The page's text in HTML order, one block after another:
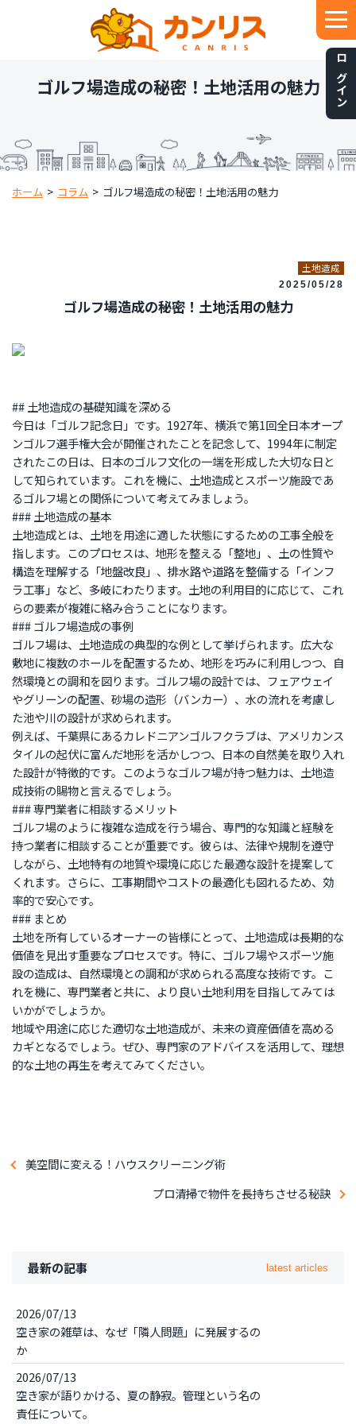
ログイン
ゴルフ場造成の秘密！土地活用の魅力
ホーム > コラム > ゴルフ場造成の秘密！土地活用の魅力
土地造成
2025/05/28
ゴルフ場造成の秘密！土地活用の魅力
## 土地造成の基礎知識を深める
今日は「ゴルフ記念日」です。1927年、横浜で第1回全日本オープ
ンゴルフ選手権大会が開催されたことを記念して、1994年に制定
されたこの日は、日本のゴルフ文化の一端を形成した大切な日と
して知られています。これを機に、土地造成とスポーツ施設であ
るゴルフ場との関係について考えてみましょう。
### 土地造成の基本
土地造成とは、土地を用途に適した状態にするための工事全般を
指します。このプロセスは、地形を整える「整地」、土の性質や
構造を理解する「地盤改良」、排水路や道路を整備する「インフ
ラ工事」など、多岐にわたります。土地の利用目的に応じて、これ
らの要素が複雑に絡み合うことになります。
### ゴルフ場造成の事例
ゴルフ場は、土地造成の典型的な例として挙げられます。広大な
敷地に複数のホールを配置するため、地形を巧みに利用しつつ、自
然環境との調和を図ります。ゴルフ場の設計では、フェアウェイ
やグリーンの配置、砂場の造形（バンカー）、水の流れを考慮し
た池や川の設計が求められます。
例えば、千葉県にあるカレドニアンゴルフクラブは、アメリカンス
タイルの起伏に富んだ地形を活かしつつ、日本の自然美を取り入れ
た設計が特徴的です。このようなゴルフ場が持つ魅力は、土地造
成技術の賜物と言えるでしょう。
### 専門業者に相談するメリット
ゴルフ場のように複雑な造成を行う場合、専門的な知識と経験を
持つ業者に相談することが重要です。彼らは、法律や規制を遵守
しながら、土地特有の地質や環境に応じた最適な設計を提案して
くれます。さらに、工事期間やコストの最適化も図れるため、効
率的で安心です。
### まとめ
土地を所有しているオーナーの皆様にとって、土地造成は長期的な
価値を見出す重要なプロセスです。特に、ゴルフ場やスポーツ施
設の造成は、自然環境との調和が求められる高度な技術です。こ
れを機に、専門業者と共に、より良い土地利用を目指してみては
いかがでしょうか。
地域や用途に応じた適切な土地造成が、未来の資産価値を高める
カギとなるでしょう。ぜひ、専門家のアドバイスを活用して、理想
的な土地の再生を考えてみてください。
美空間に変える！ハウスクリーニング術
プロ清掃で物件を長持ちさせる秘訣
最新の記事 latest articles
2026/07/13
空き家の雑草は、なぜ「隣人問題」に発展するの
か
2026/07/13
空き家が語りかける、夏の静寂。管理という名の
責任について。